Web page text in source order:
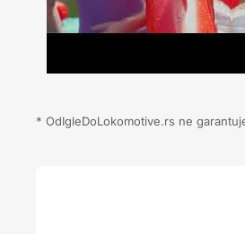
* OdIgleDoLokomotive.rs ne